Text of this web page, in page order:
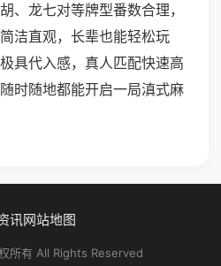
、龙七对等牌型番数合理，
洁直观，长辈也能轻松玩
具代入感，真人匹配快速高
时随地都能开启一局滇式麻
讯网站地图
所有 All Rights Reserved